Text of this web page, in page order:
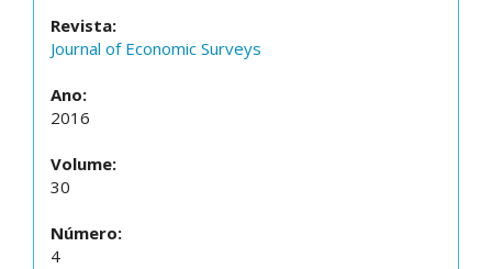
Revista:
Journal of Economic Surveys
Ano:
2016
Volume:
30
Número:
4